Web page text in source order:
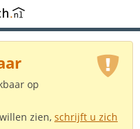
op
zien, schrijft u zich